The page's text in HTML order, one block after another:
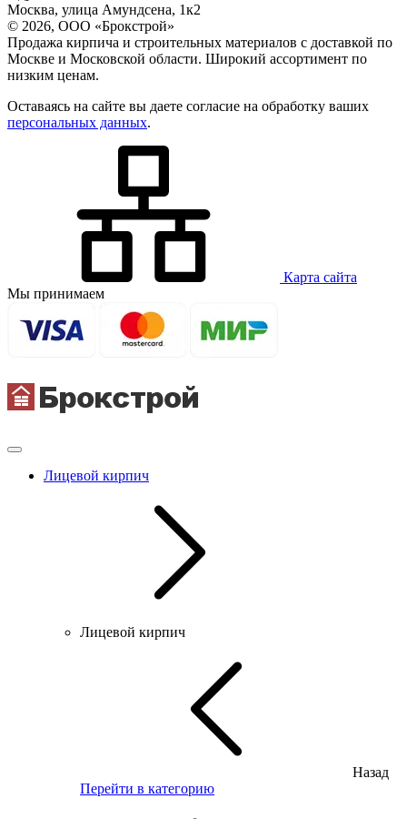
Москва, улица Амундсена, 1к2
© 2026, ООО «Брокстрой»
Продажа кирпича и строительных материалов с доставкой по
Москве и Московской области. Широкий ассортимент по
низким ценам.
Оставаясь на сайте вы даете согласие на обработку ваших
персональных данных.
Карта сайта
Мы принимаем
Лицевой кирпич
Лицевой кирпич
Назад
Перейти в категорию